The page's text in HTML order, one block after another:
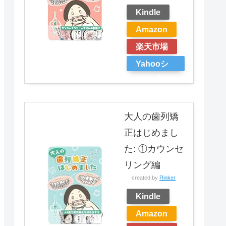
Kindle
Amazon
楽天市場
Yahooシ
大人の歯列矯
正はじめまし
た: ①カウンセ
リング編
created by Rinker
Kindle
Amazon